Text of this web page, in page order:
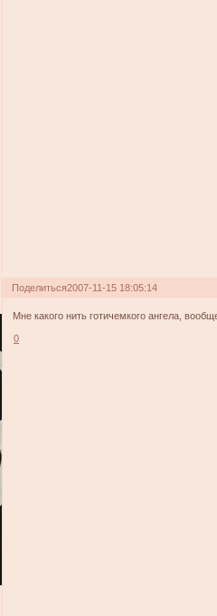
Поделиться2007-11-15 18:05:14
Мне какого нить готичемкого ангела,
0